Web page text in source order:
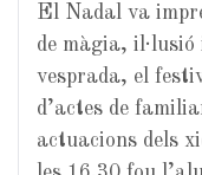
El Nadal va
de màgia,
vesprada, el
d’actes de
actuacions dels